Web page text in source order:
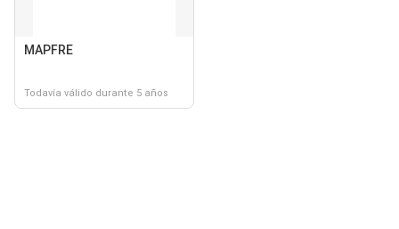
MAPFRE
Todavía válido durante 5 años